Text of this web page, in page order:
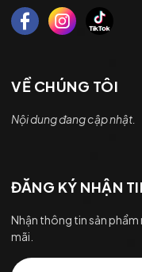
VỀ CHÚNG TÔI
Nội dung đang cập nhật.
ĐĂNG KÝ NHẬN
Nhận thông tin sản
mãi.